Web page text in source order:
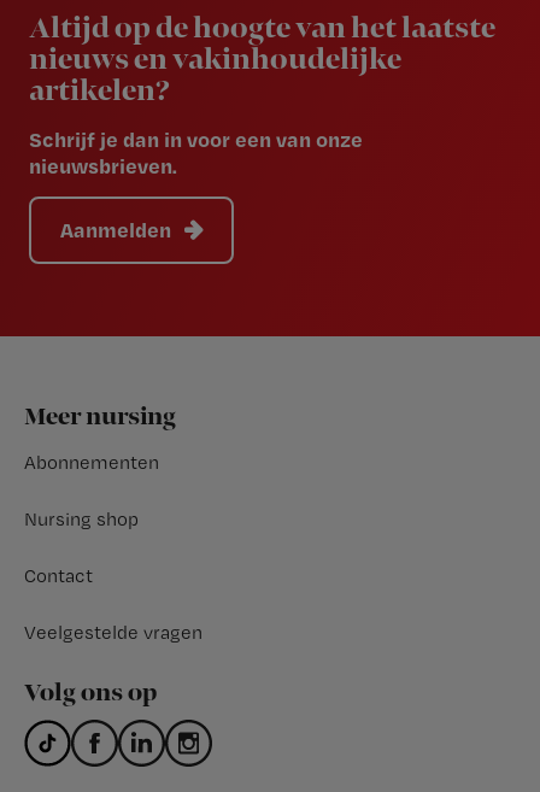
Altijd op de hoogte van het laatste
nieuws en vakinhoudelijke
artikelen?
Schrijf je dan in voor een van onze
nieuwsbrieven.
Aanmelden
Footer
Meer nursing
Abonnementen
Nursing shop
Contact
Veelgestelde vragen
Volg ons op